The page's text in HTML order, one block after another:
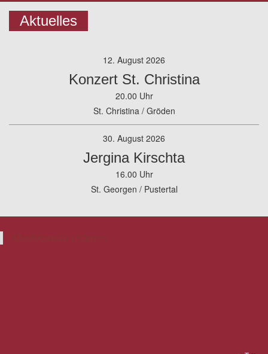
Aktuelles
12. August 2026
Konzert St. Christina
20.00 Uhr
St. Christina / Gröden
30. August 2026
Jergina Kirschta
16.00 Uhr
St. Georgen / Pustertal